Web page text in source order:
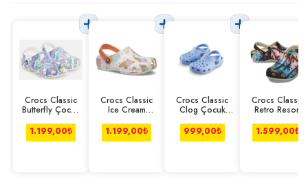
Crocs Classic
Butterfly Çocuk
1.199,00₺
Crocs Classic
Ice Cream
Beyaz
1.199,00₺
Crocs Classic
Clog Çocuk
999,00₺
Crocs Classıc
Retro Resort
1.599,00₺